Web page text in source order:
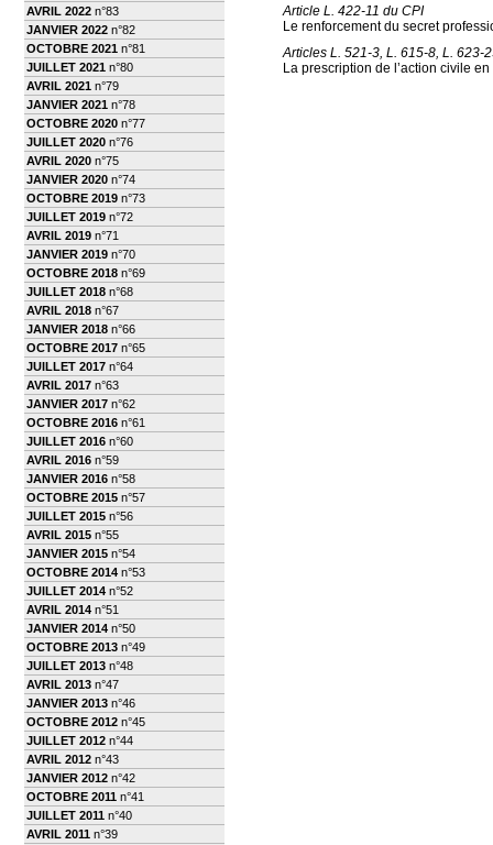
AVRIL 2022 n°83
JANVIER 2022 n°82
OCTOBRE 2021 n°81
JUILLET 2021 n°80
AVRIL 2021 n°79
JANVIER 2021 n°78
OCTOBRE 2020 n°77
JUILLET 2020 n°76
AVRIL 2020 n°75
JANVIER 2020 n°74
OCTOBRE 2019 n°73
JUILLET 2019 n°72
AVRIL 2019 n°71
JANVIER 2019 n°70
OCTOBRE 2018 n°69
JUILLET 2018 n°68
AVRIL 2018 n°67
JANVIER 2018 n°66
OCTOBRE 2017 n°65
JUILLET 2017 n°64
AVRIL 2017 n°63
JANVIER 2017 n°62
OCTOBRE 2016 n°61
JUILLET 2016 n°60
AVRIL 2016 n°59
JANVIER 2016 n°58
OCTOBRE 2015 n°57
JUILLET 2015 n°56
AVRIL 2015 n°55
JANVIER 2015 n°54
OCTOBRE 2014 n°53
JUILLET 2014 n°52
AVRIL 2014 n°51
JANVIER 2014 n°50
OCTOBRE 2013 n°49
JUILLET 2013 n°48
AVRIL 2013 n°47
JANVIER 2013 n°46
OCTOBRE 2012 n°45
JUILLET 2012 n°44
AVRIL 2012 n°43
JANVIER 2012 n°42
OCTOBRE 2011 n°41
JUILLET 2011 n°40
AVRIL 2011 n°39
Article L. 422-11 du CPI
Le renforcement du secret
Articles L. 521-3, L. 615-8, L. 623-
La prescription de l’action civile